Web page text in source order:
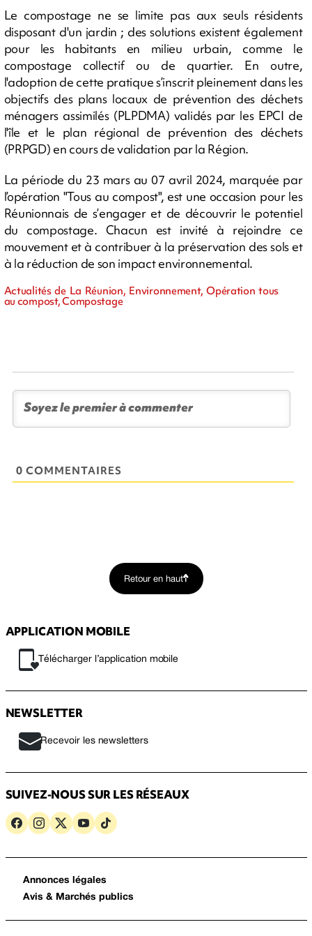
Le compostage ne se limite pas aux seuls résidents
disposant d'un jardin ; des solutions existent également
pour les habitants en milieu urbain, comme le
compostage collectif ou de quartier. En outre,
l'adoption de cette pratique s’inscrit pleinement dans les
objectifs des plans locaux de prévention des déchets
ménagers assimilés (PLPDMA) validés par les EPCI de
l'île et le plan régional de prévention des déchets
(PRPGD) en cours de validation par la Région.
La période du 23 mars au 07 avril 2024, marquée par
l’opération "Tous au compost", est une occasion pour les
Réunionnais de s’engager et de découvrir le potentiel
du compostage. Chacun est invité à rejoindre ce
mouvement et à contribuer à la préservation des sols et
à la réduction de son impact environnemental.
Actualités de La Réunion, Environnement, Opération tous
au compost, Compostage
0 COMMENTAIRES
Retour en haut
APPLICATION MOBILE
Télécharger l’application mobile
NEWSLETTER
Recevoir les newsletters
SUIVEZ-NOUS SUR LES RÉSEAUX
Annonces légales
Avis & Marchés publics